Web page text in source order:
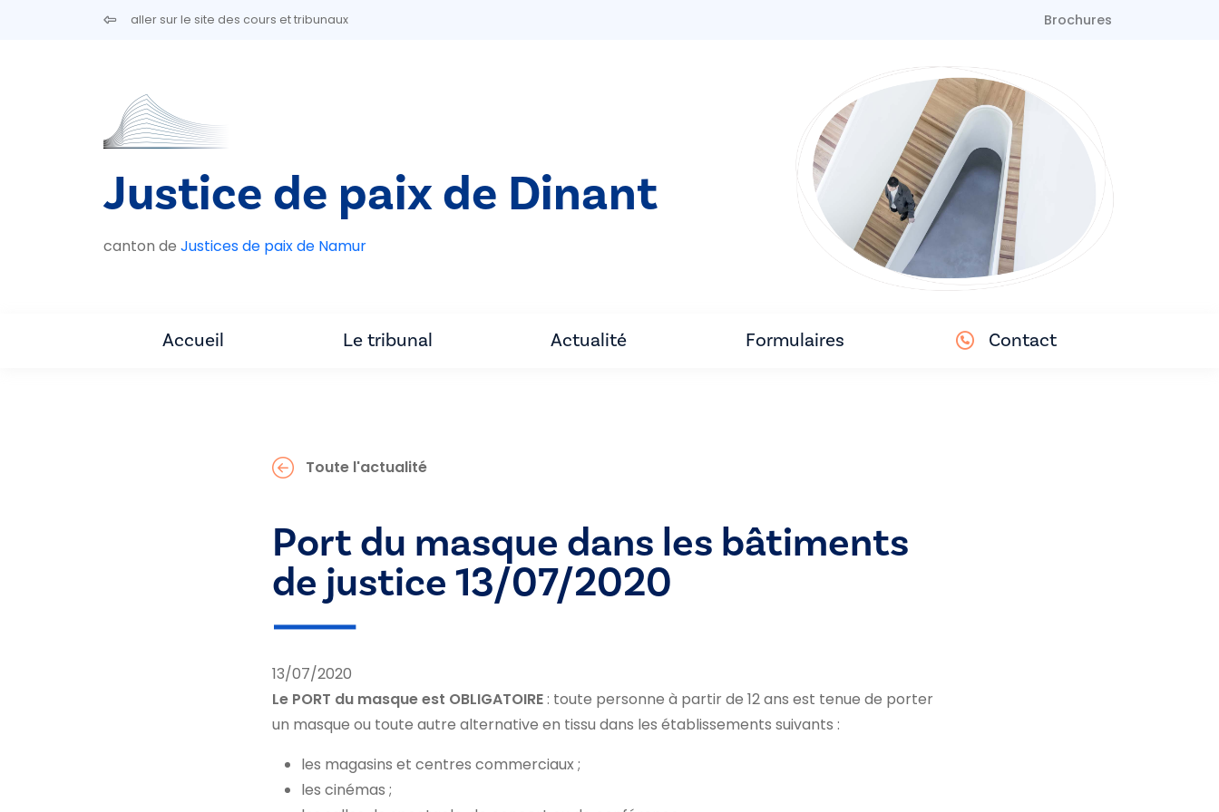
Aller au contenu principalaller sur le site des cours et tribunaux Brochures
Justice de paix de Dinant
canton de Justices de paix de Namur
Accueil Le tribunal Actualité Formulaires Contact
Toute l'actualité
Port du masque dans les bâtiments
de justice 13/07/2020
13/07/2020
Le PORT du masque est OBLIGATOIRE: toute personne à partir de 12 ans est tenue de porter
un masque ou toute autre alternative en tissu dans les établissements suivants :
les magasins et centres commerciaux ;
les cinémas ;